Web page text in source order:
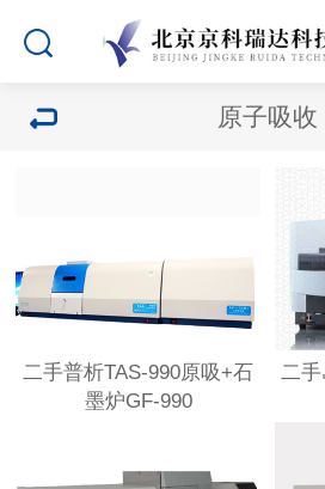
原子吸收
二手普析TAS-990原吸+石
墨炉GF-990
二